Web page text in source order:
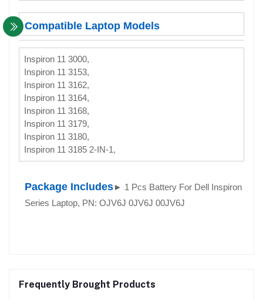
Compatible Laptop Models
Inspiron 11 3000,
Inspiron 11 3153,
Inspiron 11 3162,
Inspiron 11 3164,
Inspiron 11 3168,
Inspiron 11 3179,
Inspiron 11 3180,
Inspiron 11 3185 2-IN-1,
Package Includes► 1 Pcs Battery For Dell Inspiron 11
Series Laptop, PN: OJV6J 0JV6J 00JV6J
Frequently Brought Products